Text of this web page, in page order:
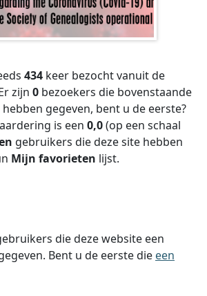
434 keer bezocht vanuit de
zijn 0 bezoekers die bovenstaande
gegeven, bent u de eerste?
is een 0,0(op een schaal
gebruikers die deze site hebben
Mijn favorieten lijst.
die deze website een
Bent u de eerste die een